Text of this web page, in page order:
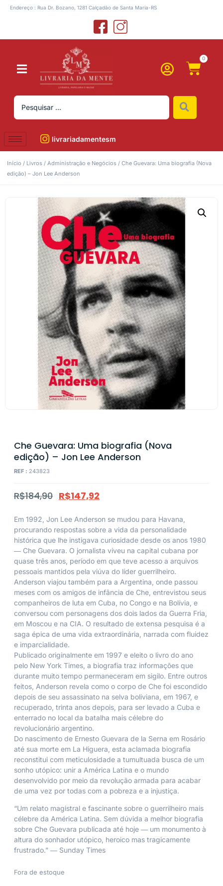
Endereço : Rua Dr. Bozano, 1281 Calçadão de Santa Maria-RS
0
livrariadamentesm
Início / Livros / Administração e Negócios / Che Guevara: Uma biografia (Nova
edição) – Jon Lee Anderson
Che Guevara: Uma biografia (Nova
edição) – Jon Lee Anderson
REF : 243823
R$184,90 R$147,92
Em 1992, Jon Lee Anderson se mudou para Havana,
procurando respostas sobre a vida da personalidade
histórica que lhe instigava curiosidade desde os anos 1980
― Che Guevara. O jornalista viveu na capital cubana por
quase três anos, período em que teve acesso a arquivos
pessoais mantidos pela viúva do líder guerrilheiro.
Anderson viajou também para a Argentina, onde passou
meses com os amigos de infância de Che, entrevistou seus
companheiros de luta em Cuba, no Congo e na Bolívia, e
conversou com personagens dos dois lados da Guerra Fria,
em Moscou e na CIA. O resultado de extensa pesquisa é a
saga épica de uma vida extraordinária, narrada com fluidez
e imparcialidade.
Publicado originalmente em 1997 e eleito o livro do ano
pelo New York Times , a biografia traz informações que
durante muito tempo permaneceram em sigilo. Entre outros
feitos, Anderson revela como o corpo de Che foi escondido
depois de seu assassinato na selva boliviana, em 1967, e
recuperado, trinta anos depois, para ser levado a Cuba e
enterrado no local da batalha mais célebre do
revolucionário argentino.
Do nascimento de Ernesto Guevara de la Serna em Rosário
até sua morte em La Higuera, esta aclamada biografia
reconstitui com meticulosidade a tumultuada busca de um
sonho utópico: unir a América Latina e o mundo
desenvolvido por meio da revolução armada para acabar
de uma vez por todas com a pobreza e a injustiça.
“Um relato magistral e fascinante sobre o guerrilheiro mais
célebre da América Latina. Sem dúvida a melhor biografia
sobre Che Guevara publicada até hoje ― um monumento à
altura do sonhador utópico, heroico mas tragicamente
frustrado.” ― Sunday Times
Fora de estoque